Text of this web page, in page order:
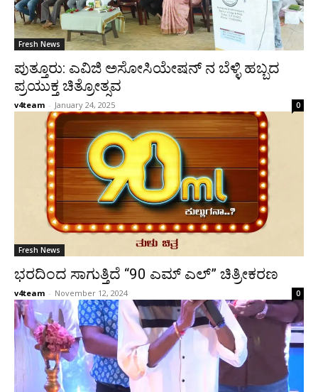
Fresh News
ಪುತ್ತೂರು: ಎವಿಜಿ ಅಸೋಸಿಯೇಷನ್ ನ ಬೆಳ್ಳಿ ಹಬ್ಬದ
ಪ್ರಯುಕ್ತ ಚಿತ್ರೋತ್ಸವ
v4team - January 24, 2025 0
Fresh News
ಭರದಿಂದ ಸಾಗುತ್ತಿದೆ “90 ಎಮ್ ಎಲ್” ಚಿತ್ರೀಕರಣ
v4team - November 12, 2024 0